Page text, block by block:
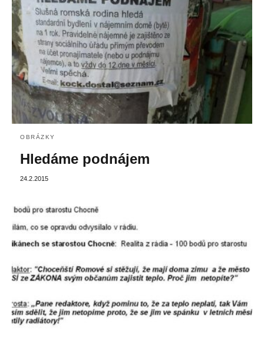
OBRÁZKY
Hledáme podnájem
24.2.2015